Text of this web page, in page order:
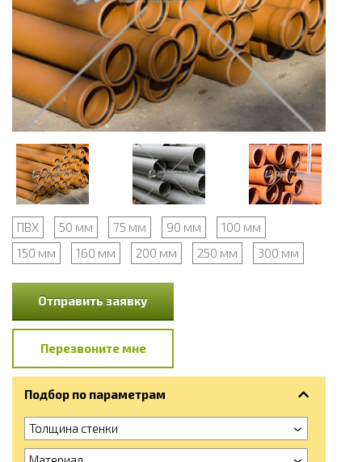
ПВХ 50 мм 75 мм 90 мм
100 мм
150 мм
160 мм 200 мм 250 мм 300 мм
Отправить заявку
Перезвоните мне
Подбор по параметрам
Толщина стенки